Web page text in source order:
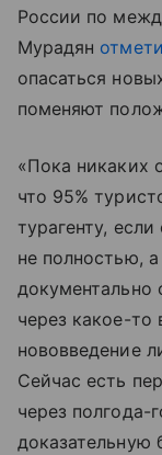
России по
Мурадян
опасаться
поменяют
«Пока никаких
что 95%
турагенту,
не полностью,
документально
через какое-
нововведение
Сейчас есть
через полгода-
доказательную